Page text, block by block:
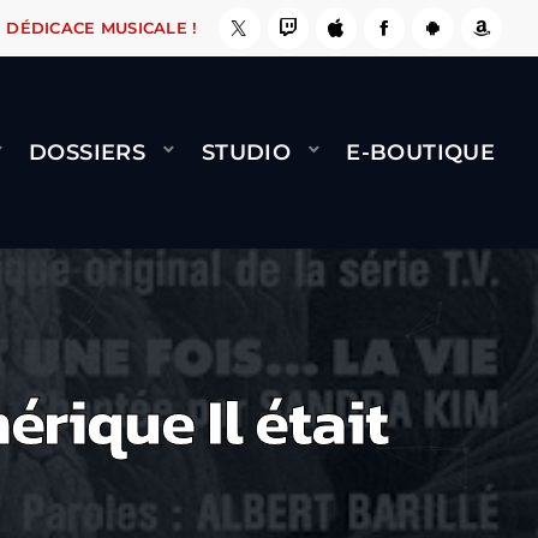
- FLY (GÉNÉRIQUE) COOL CE SITE ! ???? J-F
DÉDICACE MUSICALE !
DOSSIERS STUDIO E-BOUTIQUE
Il était